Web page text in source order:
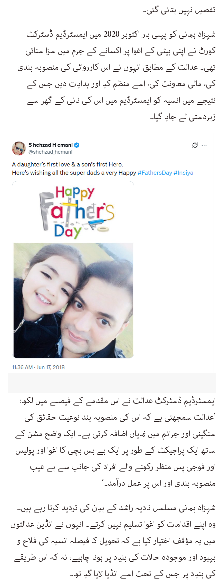
تفصیل نہیں بتائی گئی۔
شہزاد ہمانی کو پہلی بار اکتوبر 2020 میں ایمسٹرڈیم ڈسٹرکٹ
کورٹ نے اپنی بیٹی کے اغوا پر اکسانے کے جرم میں سزا سنائی
تھی۔ عدالت کے مطابق انہوں نے اس کارروائی کی منصوبہ بندی
کی، مالی معاونت کی، اسے منظم کیا اور ہدایات دیں جس کے
نتیجے میں انسیہ کو ایمسٹرڈیم میں اس کی نانی کے گھر سے
زبردستی لے جایا گیا۔
ایمسٹرڈیم ڈسٹرکٹ عدالت نے اس مقدمے کے فیصلے میں لکھا:
’عدالت سمجھتی ہے کہ اس کی منصوبہ بند نوعیت حقائق کی
سنگینی اور جرائم میں نمایاں اضافہ کرتی ہے۔ ایک واضح مشن کے
ساتھ ایک پراجیکٹ کے طور پر ایک بے بس بچی کا اغوا اور پولیس
اور فوجی پس منظر رکھنے والے افراد کی جانب سے بے عیب
منصوبہ بندی اور اس پر عمل درآمد۔‘
شہزاد ہمانی مسلسل نادیہ راشد کے بیان کی تردید کرتا رہے ہیں۔
وہ اپنے اقدامات کو اغوا تسلیم نہیں کرتے۔ انہوں نے انڈین عدالتوں
میں یہ مؤقف اختیار کیا ہے کہ تحویل کا فیصلہ انسیہ کی فلاح و
بہبود اور موجودہ حالات کی بنیاد پر ہونا چاہیے، نہ کہ اس طریقے
کی بنیاد پر جس کے تحت اسے انڈیا لایا گیا تھا۔